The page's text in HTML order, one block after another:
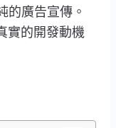
的廣告宣傳。
實的開發動機